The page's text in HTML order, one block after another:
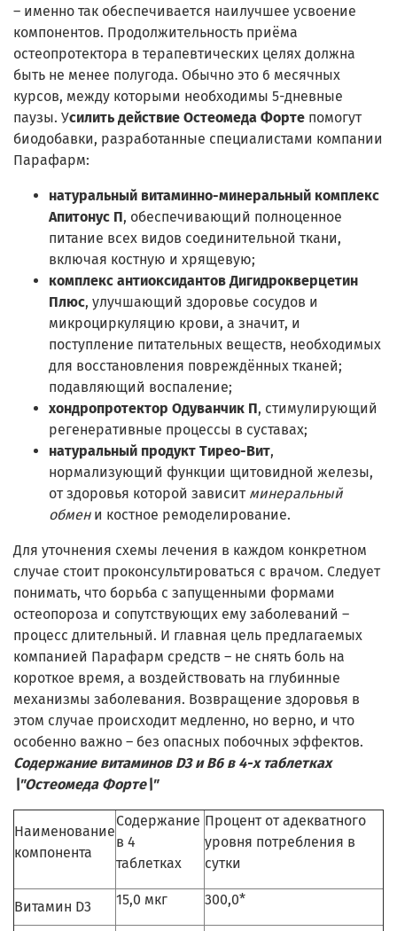
– именно так обеспечивается наилучшее усвоение
компонентов. Продолжительность приёма
остеопротектора в терапевтических целях должна
быть не менее полугода. Обычно это 6 месячных
курсов, между которыми необходимы 5-дневные
паузы. Усилить действие Остеомеда Форте помогут
биодобавки, разработанные специалистами компании
Парафарм:
натуральный витаминно-минеральный комплекс
Апитонус П, обеспечивающий полноценное
питание всех видов соединительной ткани,
включая костную и хрящевую;
комплекс антиоксидантовДигидрокверцетин
Плюс, улучшающий здоровье сосудов и
микроциркуляцию крови, а значит, и
поступление питательных веществ, необходимых
для восстановления повреждённых тканей;
подавляющий воспаление;
хондропротектор Одуванчик П, стимулирующий
регенеративные процессы в суставах;
натуральный продукт Тирео-Вит,
нормализующий функции щитовидной железы,
от здоровья которой зависит минеральный
обмени костное ремоделирование.
Для уточнения схемы лечения в каждом конкретном
случае стоит проконсультироваться с врачом. Следует
понимать, что борьба с запущенными формами
остеопороза и сопутствующих ему заболеваний –
процесс длительный. И главная цель предлагаемых
компанией Парафарм средств – не снять боль на
короткое время, а воздействовать на глубинные
механизмы заболевания. Возвращение здоровья в
этом случае происходит медленно, но верно, и что
особенно важно – без опасных побочных эффектов.
Содержание витаминов D3 и В6 в 4-х таблетках
\"Остеомеда Форте\"
Наименование
компонента
Содержание
в 4
таблетках
Процент от адекватного
уровня потребления в
сутки
Витамин D3 15,0 мкг 300,0*